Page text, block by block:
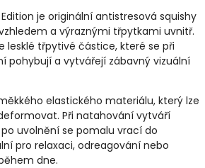
je originální antistresová squishy
a výraznými třpytkami uvnitř.
lesklé třpytivé částice, které se při
pohybují a vytvářejí zábavný vizuální
elastického materiálu, který lze
Při natahování vytváří
uvolnění se pomalu vrací do
pro relaxaci, odreagování nebo
dne.